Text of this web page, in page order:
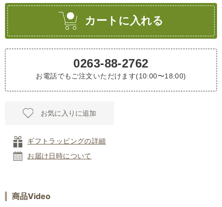
カートに入れる
0263-88-2762
お電話でもご注文いただけます(10:00〜18:00)
お気に入りに追加
ギフトラッピングの詳細
お届け日時について
商品Video